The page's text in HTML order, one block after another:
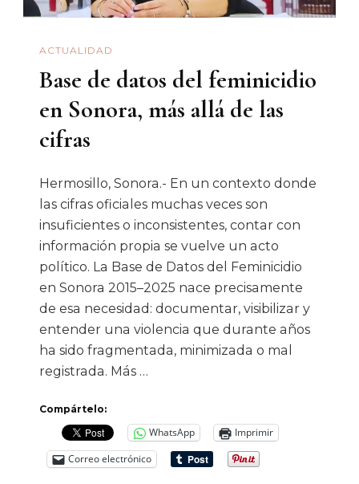
Comunidad
ACTUALIDAD
Base de datos del feminicidio
en Sonora, más allá de las
cifras
Hermosillo, Sonora.- En un contexto donde
las cifras oficiales muchas veces son
insuficientes o inconsistentes, contar con
información propia se vuelve un acto
político. La Base de Datos del Feminicidio
en Sonora 2015–2025 nace precisamente
de esa necesidad: documentar, visibilizar y
entender una violencia que durante años
ha sido fragmentada, minimizada o mal
registrada. Más …
Compártelo:
WhatsApp
Imprimir
Correo electrónico